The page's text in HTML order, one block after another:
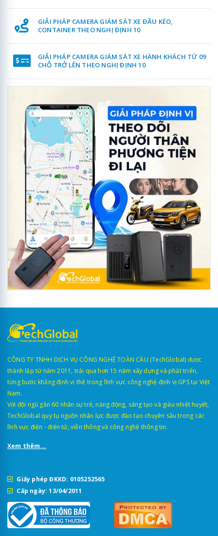
GIẢI PHÁP CAMERA GIÁM SÁT XE ĐẦU KÉO,
CONTAINER THEO NGHỊ ĐỊNH 10
GIẢI PHÁP CAMERA GIÁM SÁT XE HÀNH KHÁCH TỪ 09
CHỖ TRỞ LÊN THEO NGHỊ ĐỊNH 10
CÔNG TY TNHH DỊCH VỤ CÔNG NGHỆ TOÀN CẦU (TechGlobal) được
thành lập từ năm 2011, trải qua hơn 15 năm xây dựng và phát triển,
từng bước khẳng định vị thế trong lĩnh vực công nghệ định vị GPS tại Việt
Nam.
Với đội ngũ gần 60 nhân sự trẻ, năng động, sáng tạo và giàu nhiệt huyết,
TechGlobal quy tụ nguồn nhân lực được đào tạo chuyên sâu trong các
lĩnh vực điện - điện tử, viễn thông và công nghệ thông tin.
Xem thêm...
Giấy phép ĐKKD: 0105252565
Cấp ngày: 13/04/2011